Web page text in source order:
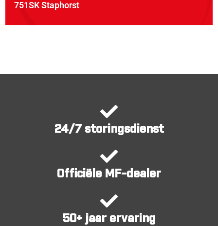
751SK Staphorst
24/7 storingsdienst
Officiële MF-dealer
50+ jaar ervaring